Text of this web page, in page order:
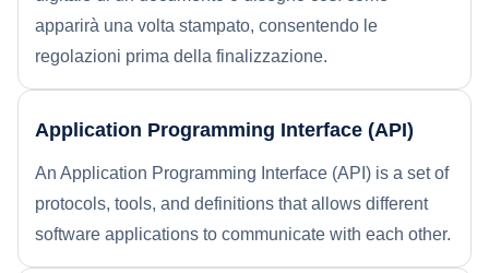
apparirà una volta stampato, consentendo le
regolazioni prima della finalizzazione.
Application Programming Interface (API)
An Application Programming Interface (API) is a set of
protocols, tools, and definitions that allows different
software applications to communicate with each other.